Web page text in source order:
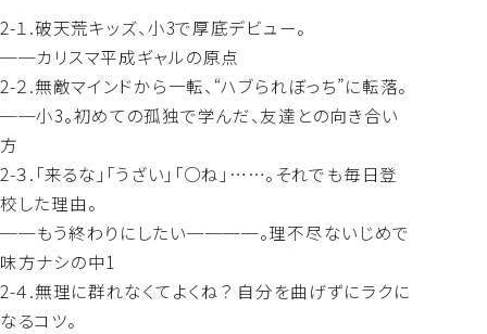
2-１.破天荒キッズ、小3で厚底デビュー。
──カリスマ平成ギャルの原点
2-２.無敵マインドから一転、“ハブられぼっち”に転落。
──小3。初めての孤独で学んだ、友達との向き合い
方
2-３.「来るな」「うざい」「○ね」……。それでも毎日登
校した理由。
──もう終わりにしたい────。理不尽ないじめで
味方ナシの中1
2-４.無理に群れなくてよくね？ 自分を曲げずにラクに
なるコツ。